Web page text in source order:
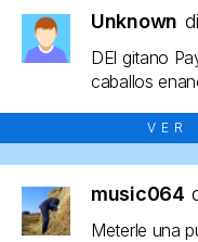
Unknown
DEl gitano
caballos
VER
music064
Meterle una